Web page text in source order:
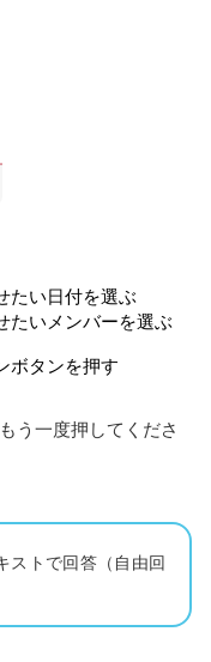
たい日付を選ぶ
たいメンバーを選ぶ
ボタンを押す
う一度押してくださ
ストで回答（自由回